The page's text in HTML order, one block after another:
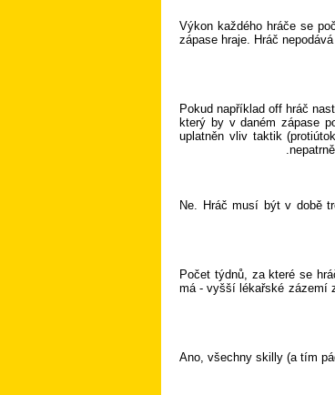
Výkon každého hráče se
zápase hraje. Hráč
Pokud například off hráč
který by v daném zápase
uplatněn vliv taktik
Ne. Hráč musí být v době
Počet týdnů, za které se
má - vyšší lékařské zázemí
Ano, všechny skilly (a tím